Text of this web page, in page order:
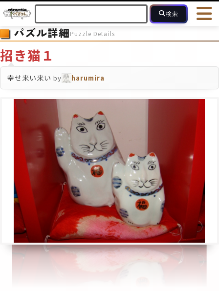
検索
HOME 会員登録
ヘルプ
フォローしている人のパズル 人気のパズル 最近投稿され
モザイク モザイクのみ
パズル詳細Puzzle Details
招き猫１
幸せ来い来い by harumira